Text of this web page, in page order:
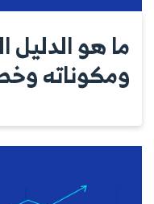
ما هو الدليل
ومكوناته